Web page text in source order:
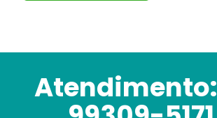
Atendimento: